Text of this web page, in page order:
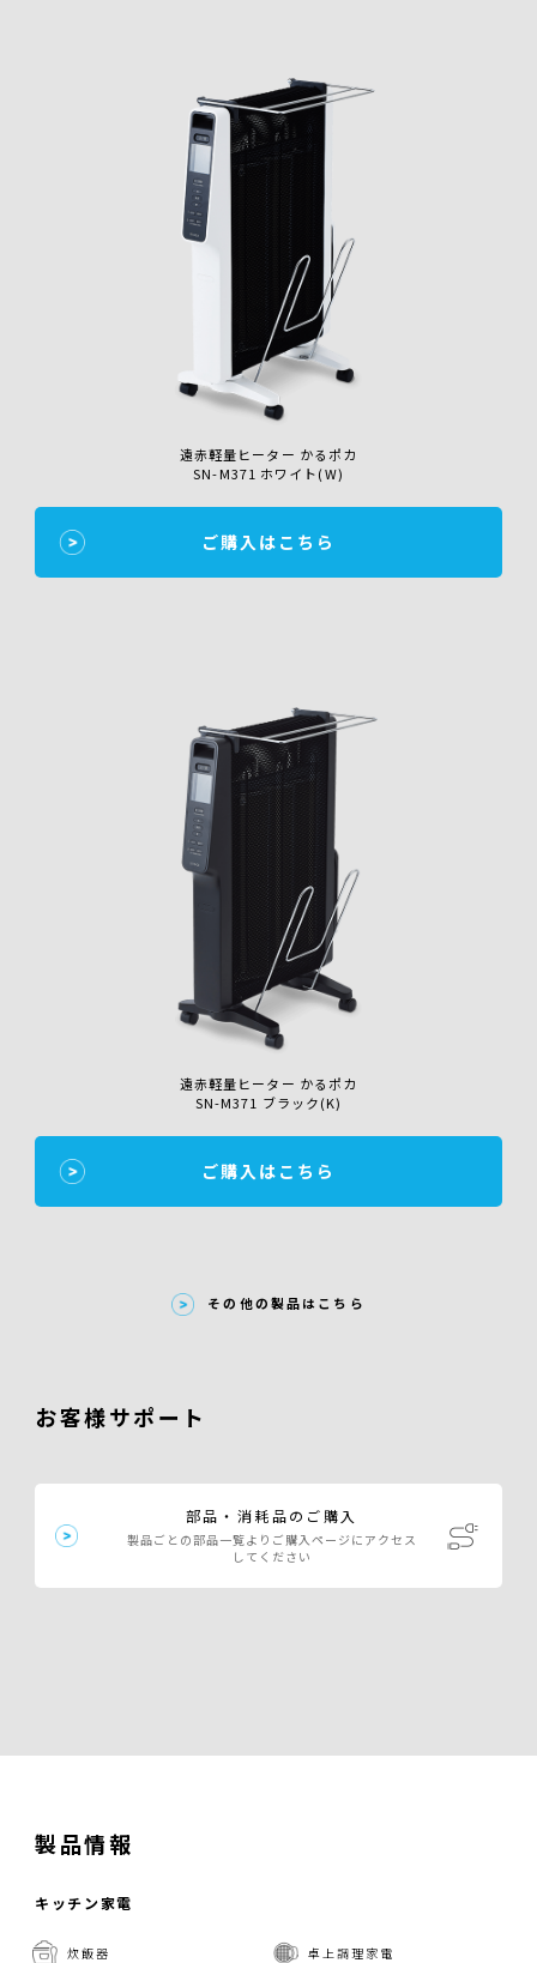
遠赤軽量ヒーター かるポカ
SN-M371 ホワイト(W)
ご購入はこちら
遠赤軽量ヒーター かるポカ
SN-M371 ブラック(K)
ご購入はこちら
その他の製品はこちら
お客様サポート
部品・消耗品のご購入
製品ごとの部品一覧よりご購入ページにアクセス
してください
製品情報
キッチン家電
炊飯器 卓上調理家電